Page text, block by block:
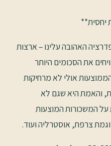
יחסית**
האהובה עלינו – ארצות
את הסכומים היותר
אולי לא מרחיקות
והאמת היא שגם לא
על המשכורות המוצעות
צרפת, אוסטרליה ועוד.